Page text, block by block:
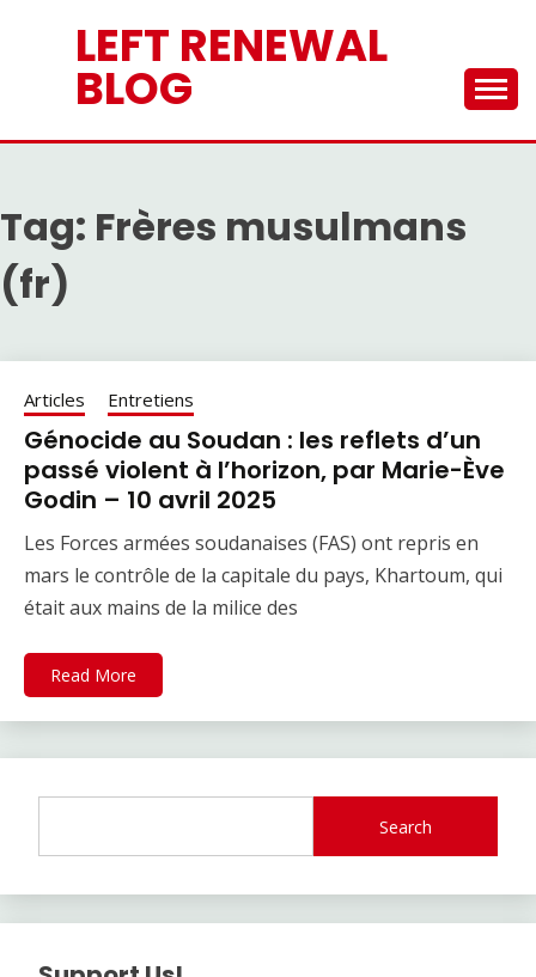
LEFT RENEWAL
BLOG
Tag: Frères musulmans
(fr)
Articles Entretiens
Génocide au Soudan : les reflets d’un
passé violent à l’horizon, par Marie-Ève
Godin – 10 avril 2025
Les Forces armées soudanaises (FAS) ont repris en
mars le contrôle de la capitale du pays, Khartoum, qui
était aux mains de la milice des
Read More
Search